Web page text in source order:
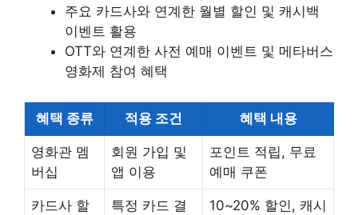
주요 카드사와 연계한 월별 할인 및 캐시백
이벤트 활용
OTT와 연계한 사전 예매 이벤트 및 메타버스
영화제 참여 혜택
혜택 종류 적용 조건 혜택 내용
영화관 멤
버십
회원 가입 및
앱 이용
포인트 적립, 무료
예매 쿠폰
카드사 할
특정 카드 결
10~20% 할인, 캐시